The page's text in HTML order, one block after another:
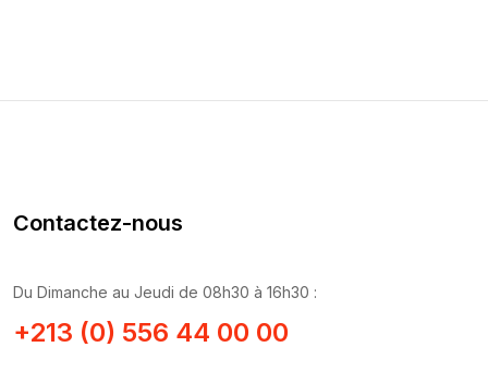
Contactez-nous
Du Dimanche au Jeudi de 08h30 à 16h30 :
+213 (0) 556 44 00 00